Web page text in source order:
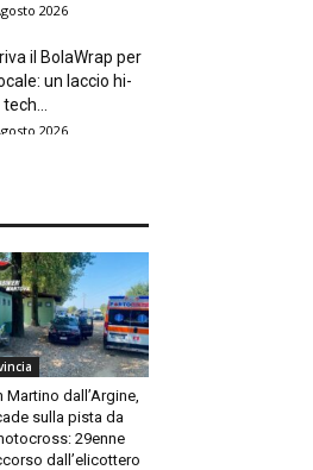
2026
il BolaWrap per
un laccio hi-
tech...
2026
Martino dall’Argine,
sulla pista da
29enne
dall’elicottero